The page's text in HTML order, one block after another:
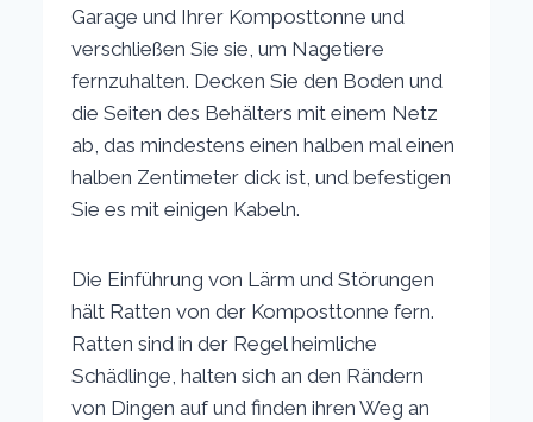
Garage und Ihrer Komposttonne und
verschließen Sie sie, um Nagetiere
fernzuhalten. Decken Sie den Boden und
die Seiten des Behälters mit einem Netz
ab, das mindestens einen halben mal einen
halben Zentimeter dick ist, und befestigen
Sie es mit einigen Kabeln.
Die Einführung von Lärm und Störungen
hält Ratten von der Komposttonne fern.
Ratten sind in der Regel heimliche
Schädlinge, halten sich an den Rändern
von Dingen auf und finden ihren Weg an